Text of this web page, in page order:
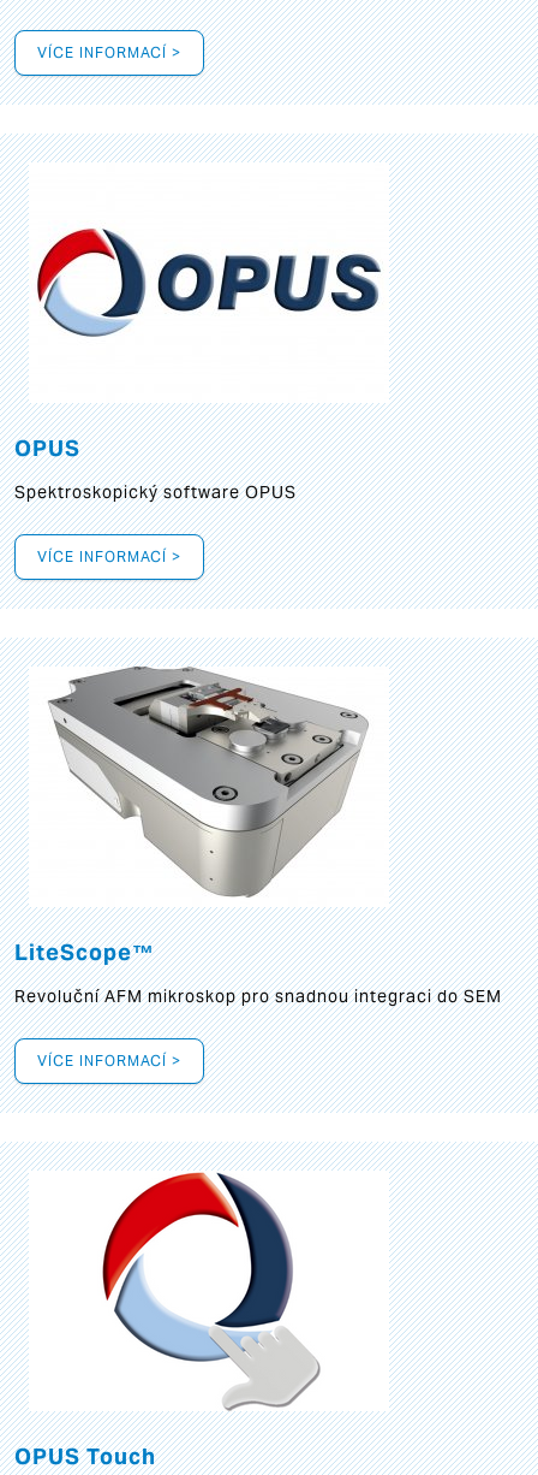
VÍCE INFORMACÍ >
OPUS
Spektroskopický software OPUS
VÍCE INFORMACÍ >
LiteScope™
Revoluční AFM mikroskop pro snadnou integraci do SEM
VÍCE INFORMACÍ >
OPUS Touch